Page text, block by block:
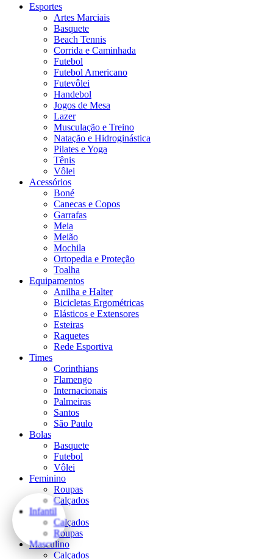
Esportes
Artes Marciais
Basquete
Beach Tennis
Corrida e Caminhada
Futebol
Futebol Americano
Futevôlei
Handebol
Jogos de Mesa
Lazer
Musculação e Treino
Natação e Hidroginástica
Pilates e Yoga
Tênis
Vôlei
Acessórios
Boné
Canecas e Copos
Garrafas
Meia
Meião
Mochila
Ortopedia e Proteção
Toalha
Equipamentos
Anilha e Halter
Bicicletas Ergométricas
Elásticos e Extensores
Esteiras
Raquetes
Rede Esportiva
Times
Corinthians
Flamengo
Internacionais
Palmeiras
Santos
São Paulo
Bolas
Basquete
Futebol
Vôlei
Feminino
Roupas
Calçados
Infantil
Calçados
Roupas
Masculino
Calçados